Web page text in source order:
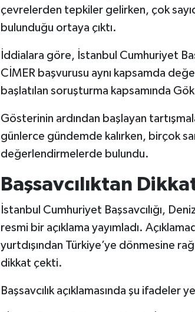
çevrelerden tepkiler gelirken, çok
bulunduğu ortaya çıktı.
İddialara göre, İstanbul Cumhuriyet
CİMER başvurusu aynı kapsamda
başlatılan soruşturma kapsamında
Gösterinin ardından başlayan
günlerce gündemde kalırken, birçok
değerlendirmelerde bulundu.
Başsavcılıktan
İstanbul Cumhuriyet Başsavcılığı,
resmi bir açıklama yayımladı.
yurtdışından Türkiye’ye dönmesine
dikkat çekti.
Başsavcılık açıklamasında şu ifadeler